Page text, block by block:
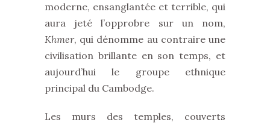
moderne, ensanglantée et terrible, qui
aura jeté l’opprobre sur un nom,
Khmer, qui dénomme au contraire une
civilisation brillante en son temps, et
aujourd’hui le groupe ethnique
principal du Cambodge.
Les murs des temples, couverts